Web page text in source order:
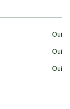
oui
oui
oui